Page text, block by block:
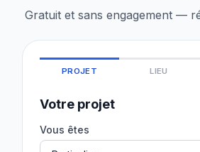
Gratuit et sans engagement —
PROJET LIEU
Votre projet
Vous êtes